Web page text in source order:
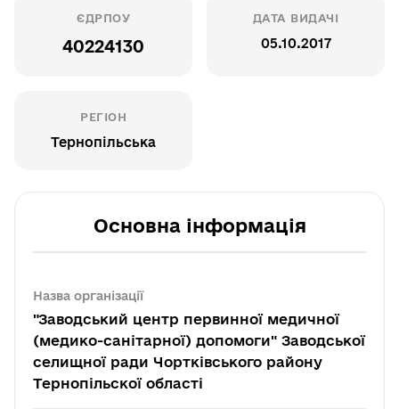
ЄДРПОУ
40224130
ДАТА ВИДАЧІ
05.10.2017
РЕГІОН
Тернопільська
Основна інформація
Назва організації
"Заводський центр первинної медичної
(медико-санітарної) допомоги" Заводської
селищної ради Чортківського району
Тернопільскої області